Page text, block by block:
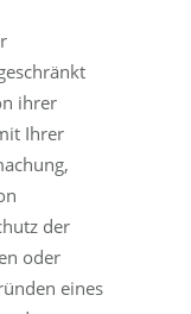
ihrer
Ihrer
der
oder
eines